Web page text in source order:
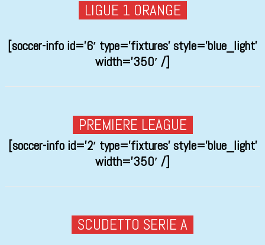
LIGUE 1 ORANGE
[soccer-info id=’6′ type=’fixtures’ style=’blue_light’
width=’350′ /]
PREMIERE LEAGUE
[soccer-info id=’2′ type=’fixtures’ style=’blue_light’
width=’350′ /]
SCUDETTO SERIE A